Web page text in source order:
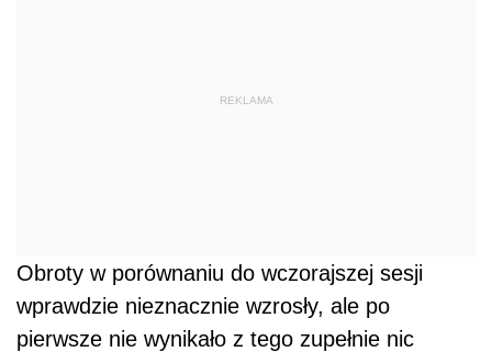
REKLAMA
Obroty w porównaniu do wczorajszej sesji
wprawdzie nieznacznie wzrosły, ale po
pierwsze nie wynikało z tego zupełnie nic